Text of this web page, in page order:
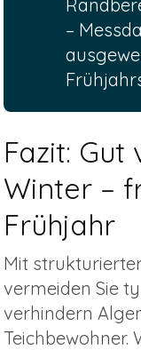
–
Fazit:
Winter –
Frühjahr
Mit
vermeiden Sie
verhindern
Teichbewohner.